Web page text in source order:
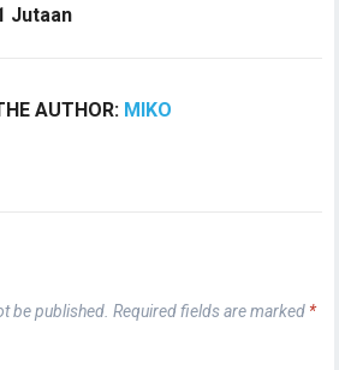
Jutaan
AUTHOR: MIKO
be published. Required fields are marked *